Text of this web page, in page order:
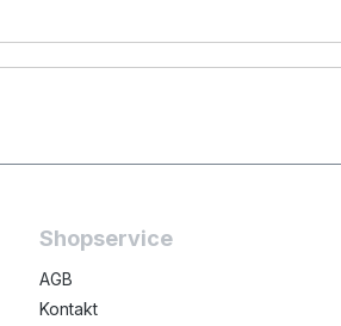
Shopservice
AGB
Kontakt